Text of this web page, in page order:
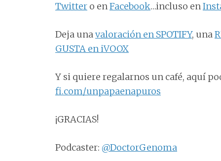
Twitter o enFacebook…incluso en
Deja unavaloración en SPOTIFY, una
GUSTA en iVOOX
Y si quiere regalarnos un café, aquí
fi.com/unpapaenapuros
¡GRACIAS!
Podcaster: @DoctorGenoma